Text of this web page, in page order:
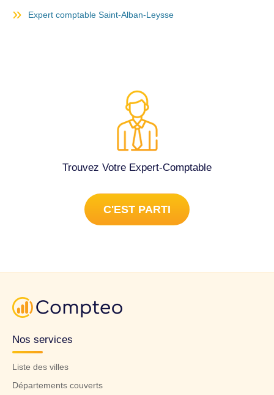
Expert comptable Saint-Alban-Leysse
Trouvez Votre Expert-Comptable
C'EST PARTI
Nos services
Liste des villes
Départements couverts